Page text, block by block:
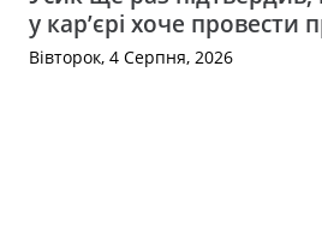
у кар’єрі хоче провести
Вівторок, 4 Серпня, 2026